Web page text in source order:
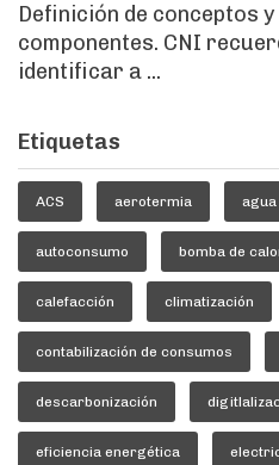
Definición de conceptos
componentes. CNI
identificar a ...
Etiquetas
ACS aerotermia agua
autoconsumo bomba de
calefacción climatización
contabilización de consumos
descarbonización
eficiencia energética